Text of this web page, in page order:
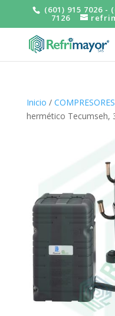
(601) 915 7026 -
7126
Inicio /
hermético Tecumseh,